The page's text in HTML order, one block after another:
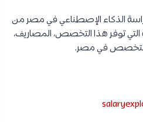
الذكاء الإصطناعي في مصر من
توفر هذا التخصص، المصاريف،
التخصص في مصر.